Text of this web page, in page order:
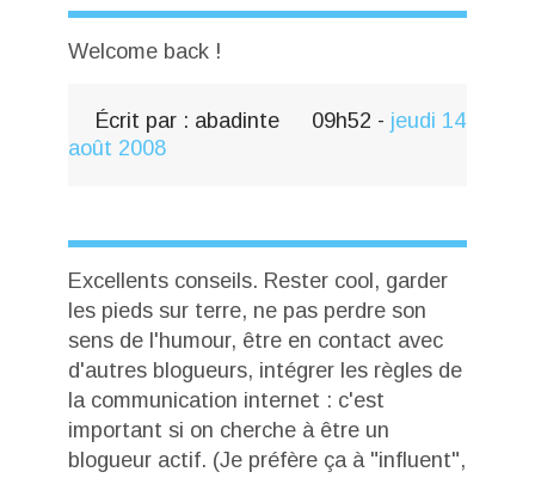
Welcome back !
Écrit par : abadinte 09h52 - jeudi 14
août 2008
Excellents conseils. Rester cool, garder
les pieds sur terre, ne pas perdre son
sens de l'humour, être en contact avec
d'autres blogueurs, intégrer les règles de
la communication internet : c'est
important si on cherche à être un
blogueur actif. (Je préfère ça à "influent",